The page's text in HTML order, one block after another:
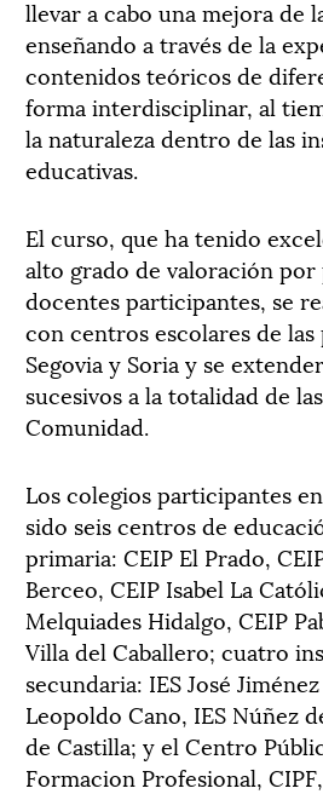
llevar a cabo una mejora de
enseñando a través de la
contenidos teóricos de
forma interdisciplinar, al
la naturaleza dentro de las
educativas.
El curso, que ha tenido
alto grado de valoración por
docentes participantes, se
con centros escolares de
Segovia y Soria y se
sucesivos a la totalidad de
Comunidad.
Los colegios participantes
sido seis centros de
primaria: CEIP El Prado,
Berceo, CEIP Isabel La
Melquiades Hidalgo, CEIP
Villa del Caballero; cuatro
secundaria: IES José
Leopoldo Cano, IES Núñez
de Castilla; y el Centro
Formacion Profesional,